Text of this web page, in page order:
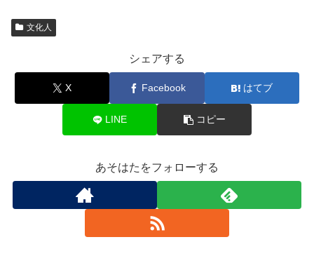
文化人
シェアする
X Facebook はてブ
LINE コピー
あそはたをフォローする